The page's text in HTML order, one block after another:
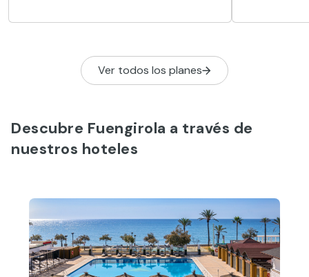
espacio histórico y cultural
gran belleza
Ver todos los planes
Descubre Fuengirola a través de
nuestros hoteles